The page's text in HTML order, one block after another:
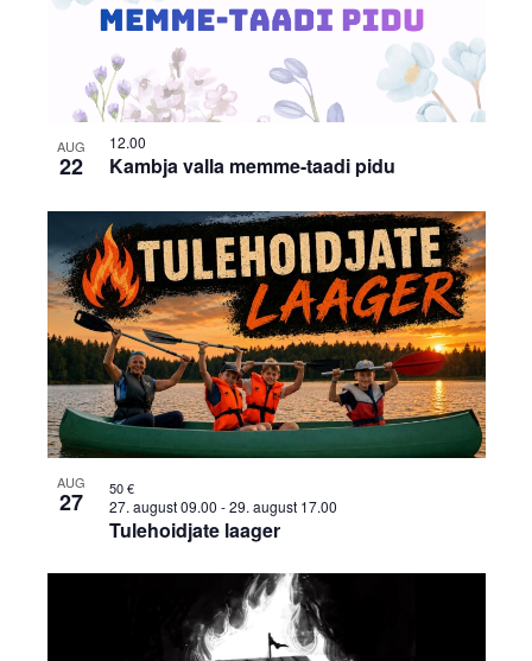
AUG
22 Kambja valla memme-taadi pidu
12.00
AUG
27
Tulehoidjate laager
27. august 09.00 -29. august 17.00
50 €